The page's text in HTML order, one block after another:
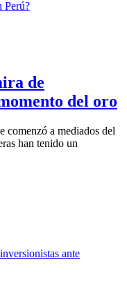
de
del oro
comenzó a mediados del
han tenido un